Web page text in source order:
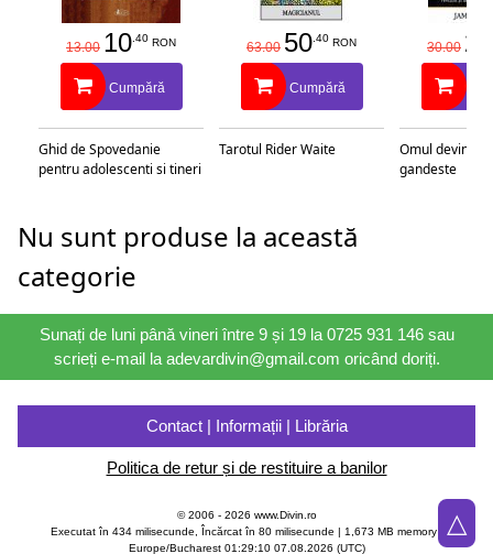
13.00 10.40 RON
Cumpără
Ghid de Spovedanie
pentru adolescenti si tineri
63.00 50.40 RON
Cumpără
Tarotul Rider Waite
30.00 25
Omul devine
gandeste
Nu sunt produse la această
categorie
Sunați de luni până vineri între 9 și 19 la 0725 931 146 sau
scrieți e-mail la adevardivin@gmail.com oricând doriți.
Contact | Informații | Librăria
Politica de retur și de restituire a banilor
© 2006 - 2026 www.Divin.ro
Executat în 434 milisecunde, Încărcat în 80milisecunde | 1,673 MB memory |
Europe/Bucharest 01:29:10 07.08.2026 (UTC)
△